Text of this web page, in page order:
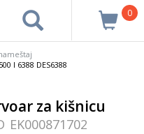
0
l 6388 DES6388
za kišnicu
EK000871702